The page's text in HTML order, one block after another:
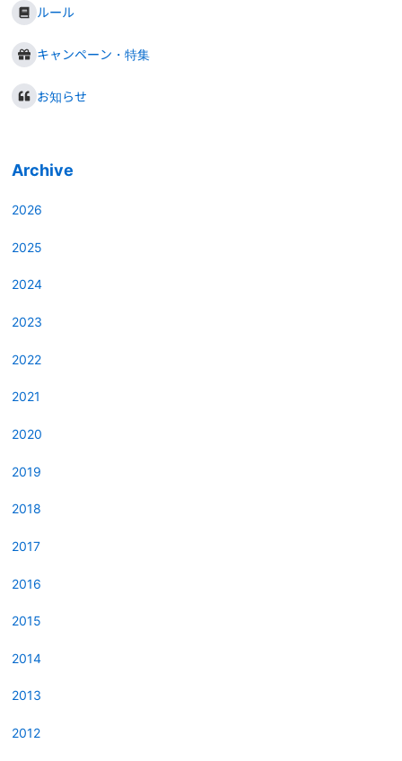
ルール
キャンペーン・特集
お知らせ
Archive
2026
2025
2024
2023
2022
2021
2020
2019
2018
2017
2016
2015
2014
2013
2012